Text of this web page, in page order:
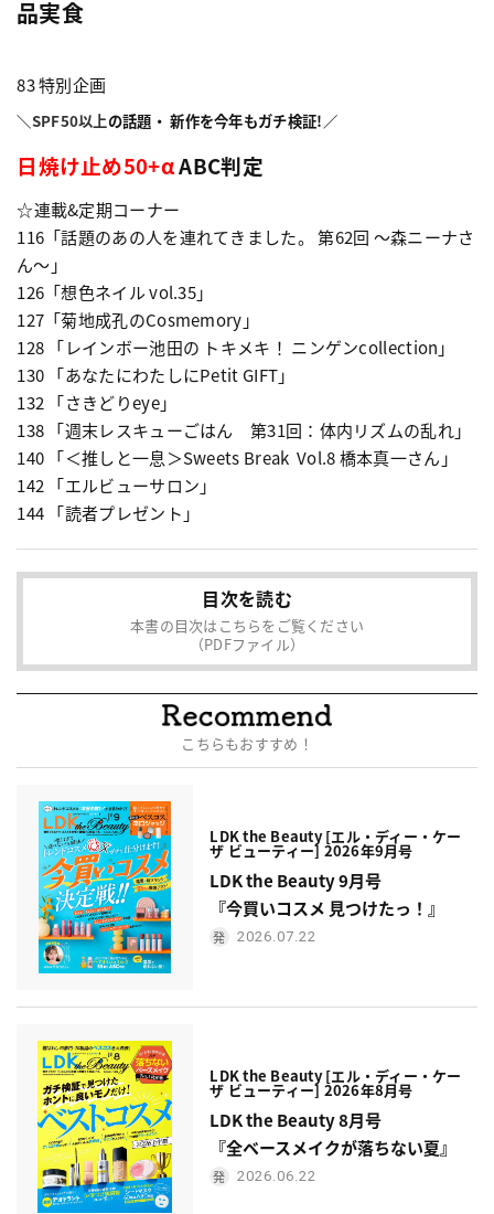
品実食
83 特別企画
＼SPF50以上の話題・ 新作を今年もガチ検証!／
日焼け止め50+αABC判定
☆連載&定期コーナー
116「話題のあの人を連れてきました。 第62回 ～森ニーナさ
ん～」
126「想色ネイル vol.35」
127「菊地成孔のCosmemory」
128 「レインボー池田の トキメキ！ ニンゲンcollection」
130 「あなたにわたしにPetit GIFT」
132 「さきどりeye」
138 「週末レスキューごはん 第31回：体内リズムの乱れ」
140 「＜推しと一息＞Sweets Break Vol.8 橋本真一さん」
142 「エルビューサロン」
144 「読者プレゼント」
目次を読む
本書の目次はこちらをご覧ください
（PDFファイル）
こちらもおすすめ！
LDK the Beauty [エル・ディー・ケー
ザ ビューティー] 2026年9月号
LDK the Beauty 9月号
『今買いコスメ 見つけたっ！』
2026.07.22
LDK the Beauty [エル・ディー・ケー
ザ ビューティー] 2026年8月号
LDK the Beauty 8月号
『全ベースメイクが落ちない夏』
2026.06.22